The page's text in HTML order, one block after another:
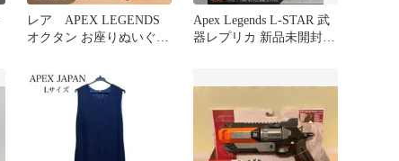
レア APEX LEGENDS
オクタン お座りぬいぐる
Apex Legends L-STAR 武
器レプリカ 新品未開封